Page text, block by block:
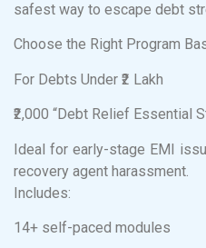
safest way to escape debt
Choose the Right Program
For Debts Under ₹2 Lakh
₹2,000 “Debt Relief Essential
Ideal for early-stage EMI
recovery agent harassment.
Includes:
14+ self-paced modules